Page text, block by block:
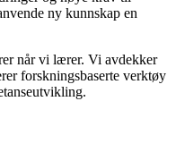
ny kunnskap en
når vi lærer. Vi avdekker
forskningsbaserte verktøy